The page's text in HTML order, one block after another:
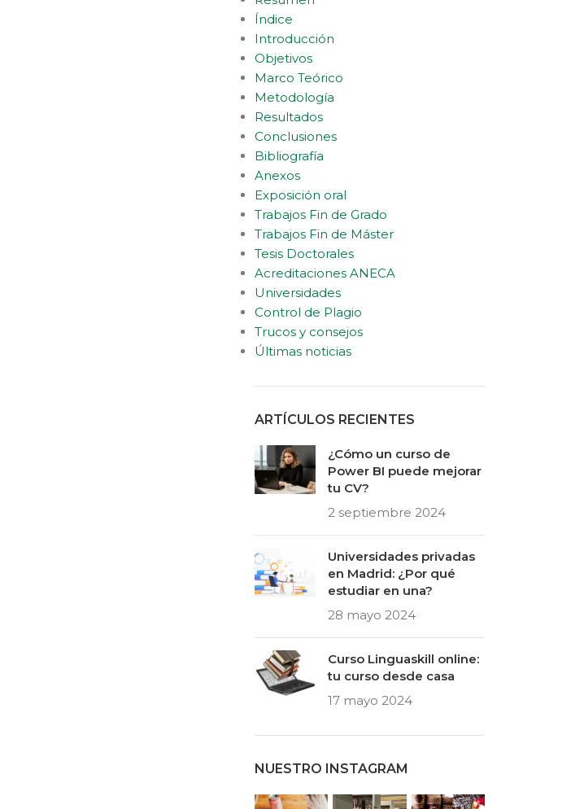
Índice
Introducción
Objetivos
Marco Teórico
Metodología
Resultados
Conclusiones
Bibliografía
Anexos
Exposición oral
Trabajos Fin de Grado
Trabajos Fin de Máster
Tesis Doctorales
Acreditaciones ANECA
Universidades
Control de Plagio
Trucos y consejos
Últimas noticias
ARTÍCULOS RECIENTES
¿Cómo un curso de
Power BI puede mejorar
tu CV?
2 septiembre 2024
Universidades privadas
en Madrid: ¿Por qué
estudiar en una?
28 mayo 2024
Curso Linguaskill online:
tu curso desde casa
17 mayo 2024
NUESTRO INSTAGRAM